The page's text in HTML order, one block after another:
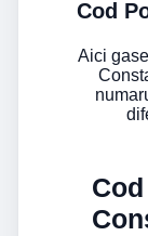
Cod
Aici